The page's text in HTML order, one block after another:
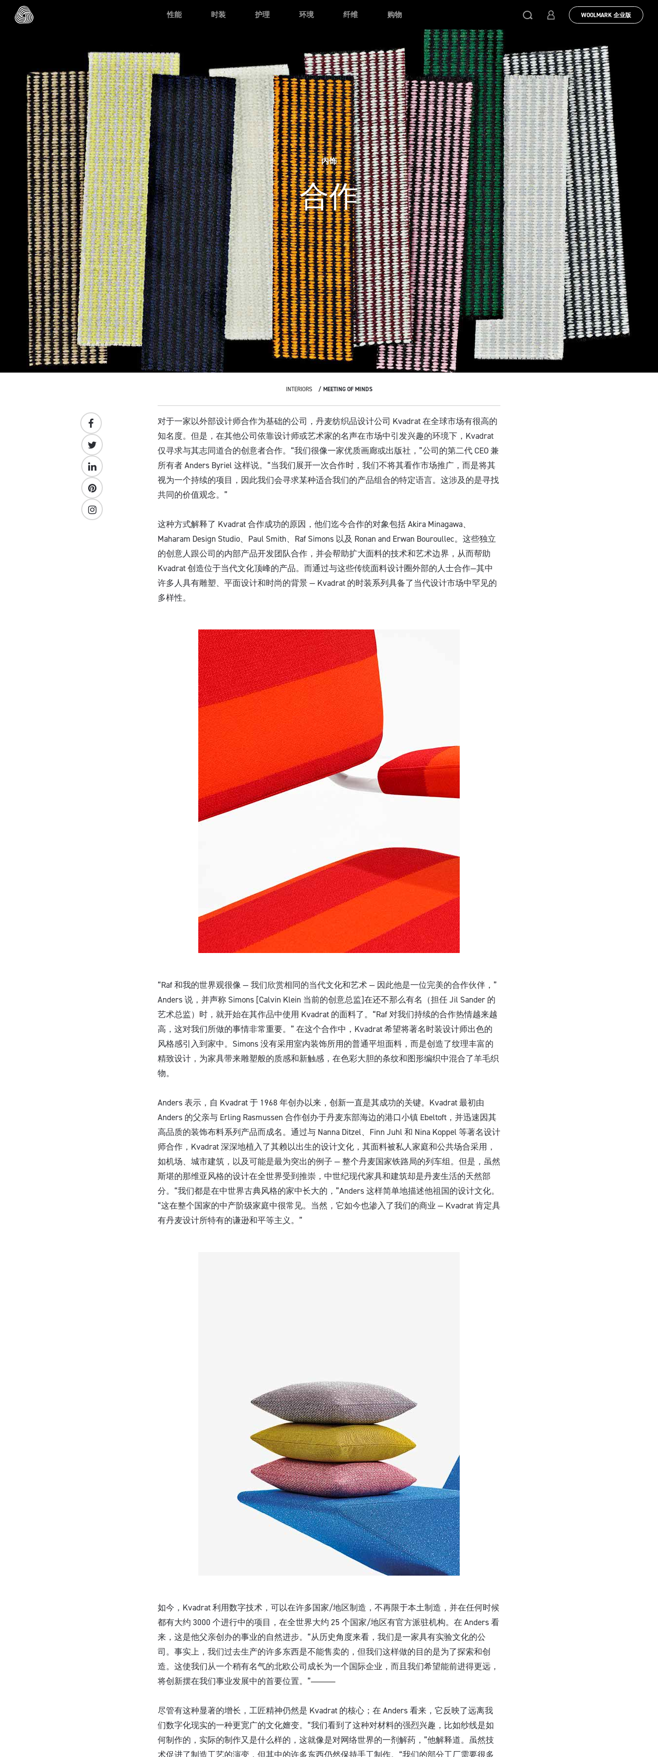
跳转至主目录
性能 时装 护理 环境 纤维 购物 WOOLMARK 企业版
内饰
合作
INTERIORS MEETING OF MINDS
对于一家以外部设计师合作为基础的公司，丹麦纺织品设计公司 Kvadrat 在全球市场有很高的
知名度。但是，在其他公司依靠设计师或艺术家的名声在市场中引发兴趣的环境下，Kvadrat
仅寻求与其志同道合的创意者合作。“我们很像一家优质画廊或出版社，”公司的第二代 CEO 兼
所有者 Anders Byriel 这样说。“当我们展开一次合作时，我们不将其看作市场推广，而是将其
视为一个持续的项目，因此我们会寻求某种适合我们的产品组合的特定语言。这涉及的是寻找
共同的价值观念。”
这种方式解释了 Kvadrat 合作成功的原因，他们迄今合作的对象包括 Akira Minagawa、
Maharam Design Studio、Paul Smith、Raf Simons 以及 Ronan and Erwan Bouroullec。这些独立
的创意人跟公司的内部产品开发团队合作，并会帮助扩大面料的技术和艺术边界，从而帮助
Kvadrat 创造位于当代文化顶峰的产品。而通过与这些传统面料设计圈外部的人士合作—其中
许多人具有雕塑、平面设计和时尚的背景 — Kvadrat 的时装系列具备了当代设计市场中罕见的
多样性。
“Raf 和我的世界观很像 — 我们欣赏相同的当代文化和艺术 — 因此他是一位完美的合作伙伴，”
Anders 说，并声称 Simons [Calvin Klein 当前的创意总监]在还不那么有名（担任 Jil Sander 的
艺术总监）时，就开始在其作品中使用 Kvadrat 的面料了。“Raf 对我们持续的合作热情越来越
高，这对我们所做的事情非常重要。” 在这个合作中，Kvadrat 希望将著名时装设计师出色的
风格感引入到家中。Simons 没有采用室内装饰所用的普通平坦面料，而是创造了纹理丰富的
精致设计，为家具带来雕塑般的质感和新触感，在色彩大胆的条纹和图形编织中混合了羊毛织
物。
Anders 表示，自 Kvadrat 于 1968 年创办以来，创新一直是其成功的关键。Kvadrat 最初由
Anders 的父亲与 Erling Rasmussen 合作创办于丹麦东部海边的港口小镇 Ebeltoft，并迅速因其
高品质的装饰布料系列产品而成名。通过与 Nanna Ditzel、Finn Juhl 和 Nina Koppel 等著名设计
师合作，Kvadrat 深深地植入了其赖以出生的设计文化，其面料被私人家庭和公共场合采用，
如机场、城市建筑，以及可能是最为突出的例子 — 整个丹麦国家铁路局的列车组。但是，虽然
斯堪的那维亚风格的设计在全世界受到推崇，中世纪现代家具和建筑却是丹麦生活的天然部
分。“我们都是在中世界古典风格的家中长大的，”Anders 这样简单地描述他祖国的设计文化。
“这在整个国家的中产阶级家庭中很常见。当然，它如今也渗入了我们的商业 — Kvadrat 肯定具
有丹麦设计所特有的谦逊和平等主义。”
如今，Kvadrat 利用数字技术，可以在许多国家/地区制造，不再限于本土制造，并在任何时候
都有大约 3000 个进行中的项目，在全世界大约 25 个国家/地区有官方派驻机构。在 Anders 看
来，这是他父亲创办的事业的自然进步。“从历史角度来看，我们是一家具有实验文化的公
司。事实上，我们过去生产的许多东西是不能售卖的，但我们这样做的目的是为了探索和创
造。这使我们从一个稍有名气的北欧公司成长为一个国际企业，而且我们希望能前进得更远，
将创新摆在我们事业发展中的首要位置。”
尽管有这种显著的增长，工匠精神仍然是 Kvadrat 的核心；在 Anders 看来，它反映了远离我
们数字化现实的一种更宽广的文化嬗变。“我们看到了这种对材料的强烈兴趣，比如纱线是如
何制作的，实际的制作又是什么样的，这就像是对网络世界的一剂解药，”他解释道。虽然技
术促进了制造工艺的演变，但其中的许多东西仍然保持手工制作。“我们的部分工厂需要很多